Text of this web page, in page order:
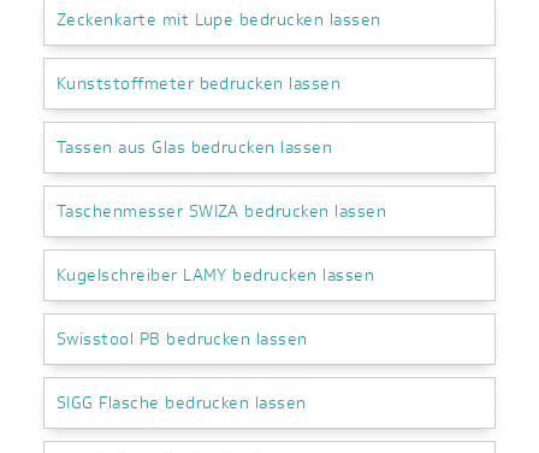
Zeckenkarte mit Lupe bedrucken lassen
Kunststoffmeter bedrucken lassen
Tassen aus Glas bedrucken lassen
Taschenmesser SWIZA bedrucken lassen
Kugelschreiber LAMY bedrucken lassen
Swisstool PB bedrucken lassen
SIGG Flasche bedrucken lassen